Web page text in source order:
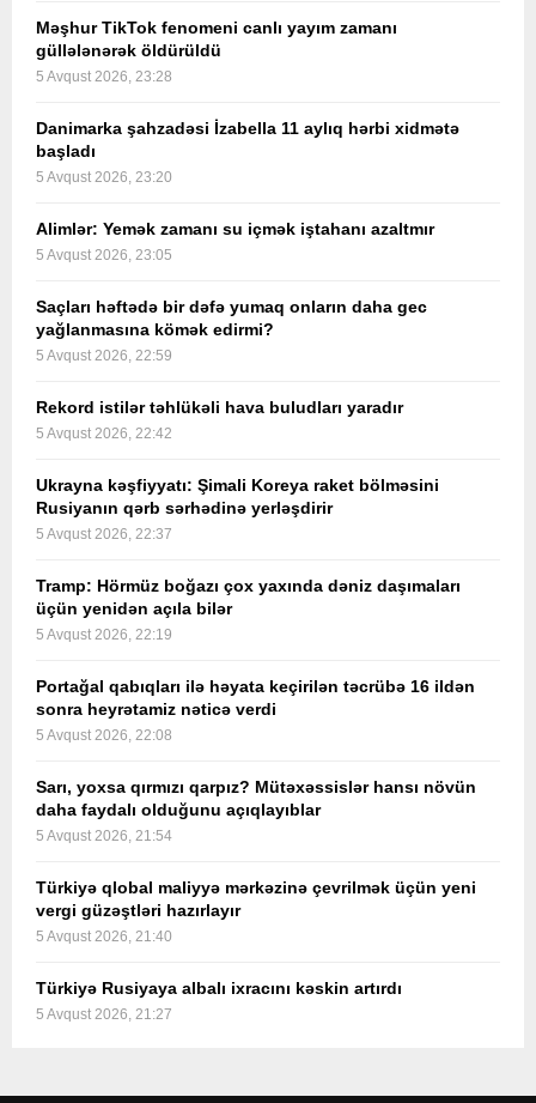
Məşhur TikTok fenomeni canlı yayım zamanı
güllələnərək öldürüldü
5 Avqust 2026, 23:28
Danimarka şahzadəsi İzabella 11 aylıq hərbi xidmətə
başladı
5 Avqust 2026, 23:20
Alimlər: Yemək zamanı su içmək iştahanı azaltmır
5 Avqust 2026, 23:05
Saçları həftədə bir dəfə yumaq onların daha gec
yağlanmasına kömək edirmi?
5 Avqust 2026, 22:59
Rekord istilər təhlükəli hava buludları yaradır
5 Avqust 2026, 22:42
Ukrayna kəşfiyyatı: Şimali Koreya raket bölməsini
Rusiyanın qərb sərhədinə yerləşdirir
5 Avqust 2026, 22:37
Tramp: Hörmüz boğazı çox yaxında dəniz daşımaları
üçün yenidən açıla bilər
5 Avqust 2026, 22:19
Portağal qabıqları ilə həyata keçirilən təcrübə 16 ildən
sonra heyrətamiz nəticə verdi
5 Avqust 2026, 22:08
Sarı, yoxsa qırmızı qarpız? Mütəxəssislər hansı növün
daha faydalı olduğunu açıqlayıblar
5 Avqust 2026, 21:54
Türkiyə qlobal maliyyə mərkəzinə çevrilmək üçün yeni
vergi güzəştləri hazırlayır
5 Avqust 2026, 21:40
Türkiyə Rusiyaya albalı ixracını kəskin artırdı
5 Avqust 2026, 21:27